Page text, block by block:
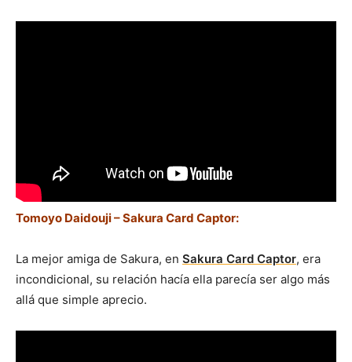
Tomoyo Daidouji – Sakura Card Captor:
La mejor amiga de Sakura, en Sakura Card Captor, era
incondicional, su relación hacía ella parecía ser algo más
allá que simple aprecio.